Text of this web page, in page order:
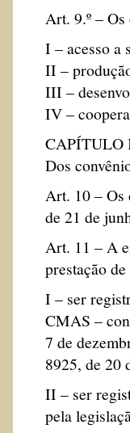
Art. 9.º –
I – acesso a
II –
III –
IV –
CAPÍTULO
Dos
Art. 10 – Os
de 21 de
Art. 11 – A
prestação
I – ser
CMAS –
7 de
8925, de 20
II – ser
pela